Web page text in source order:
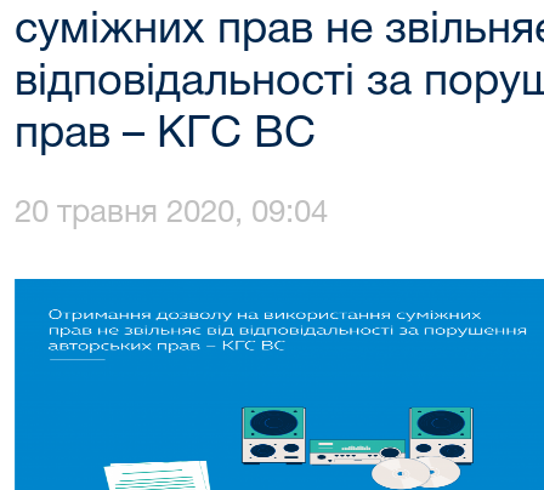
суміжних прав не
відповідальності за
прав – КГС ВС
20 травня 2020, 09:04